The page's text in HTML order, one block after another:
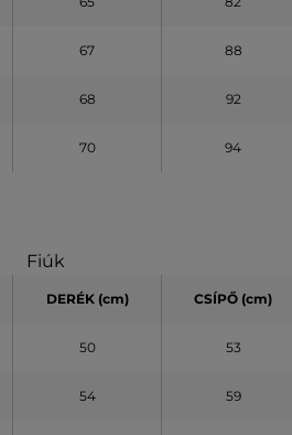
67 88
68 92
70 94
Fiúk
DERÉK (cm) CSÍPŐ (cm)
50 53
54 59